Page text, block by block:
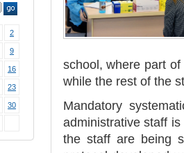
2
9
16
23
30
school, where part
while the rest of the
Mandatory
administrative staff
the staff are being